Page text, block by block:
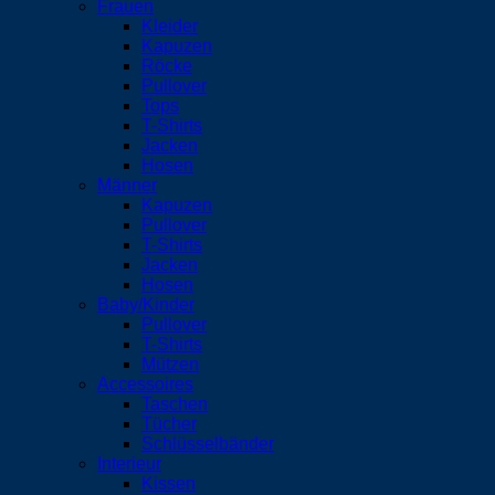
Frauen
Kleider
Kapuzen
Röcke
Pullover
Tops
T-Shirts
Jacken
Hosen
Männer
Kapuzen
Pullover
T-Shirts
Jacken
Hosen
Baby/Kinder
Pullover
T-Shirts
Mützen
Accessoires
Taschen
Tücher
Schlüsselbänder
Interieur
Kissen